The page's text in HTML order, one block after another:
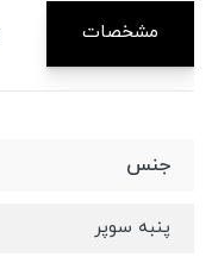
مشخصات
جنس
پنبه سوپر